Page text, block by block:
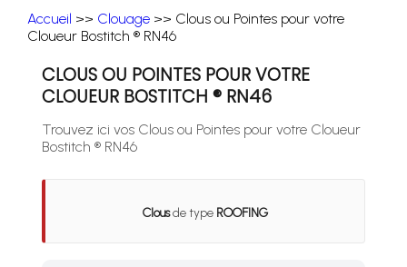
Accueil >> Clouage >> Clous ou Pointes pour votre
Cloueur Bostitch ® RN46
CLOUS OU POINTES POUR VOTRE
CLOUEUR BOSTITCH ® RN46
Trouvez ici vos Clous ou Pointes pour votre Cloueur
Bostitch ® RN46
Clousde type ROOFING